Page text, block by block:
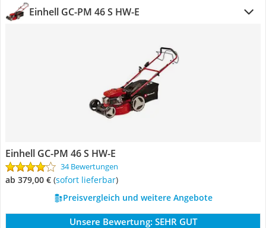
Einhell GC-PM 46 S HW-E
Einhell GC-PM 46 S HW-E
34 Bewertungen
ab 379,00 € ( Sofort lieferbar)
Preisvergleich und weitere Angebote
Unsere Bewertung: SEHR GUT